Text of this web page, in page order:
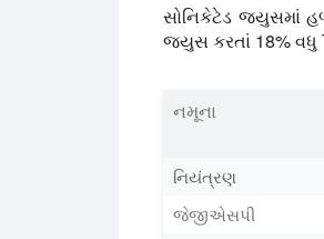
સોનિકેટેડ જ્યુસમાં
જ્યુસ કરતાં 18% વધુ
નમૂના
નિયંત્રણ
જેજીએસપી